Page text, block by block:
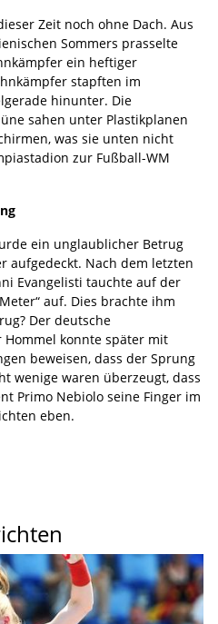
Zeit noch ohne Dach. Aus
Sommers prasselte
ein heftiger
stapften im
hinunter. Die
sahen unter Plastikplanen
was sie unten nicht
zur Fußball-WM
ein unglaublicher Betrug
aufgedeckt. Nach dem letzten
Evangelisti tauchte auf der
auf. Dies brachte ihm
Der deutsche
konnte später mit
beweisen, dass der Sprung
wenige waren überzeugt, dass
Primo Nebiolo seine Finger im
eben.